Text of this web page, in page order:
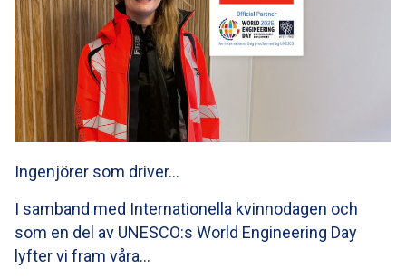
Ingenjörer som driver…
I samband med Internationella kvinnodagen och
som en del av UNESCO:s World Engineering Day
lyfter vi fram våra…